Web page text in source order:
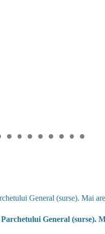
General (surse).